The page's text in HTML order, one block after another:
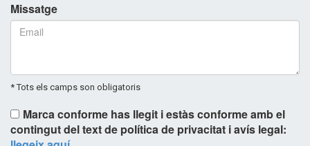
Missatge
* Tots els camps son obligatoris
Marca conforme has llegit i estàs conforme amb el
contingut del text de política de privacitat i avís legal: